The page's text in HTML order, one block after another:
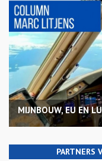
MIJNBOUW, EU EN
PARTNERS